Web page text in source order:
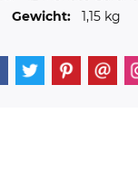
Gewicht:
1,15 kg